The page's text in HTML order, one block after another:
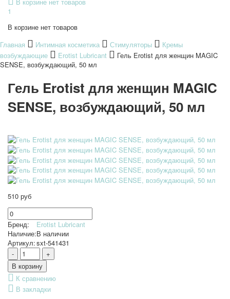
1
В корзине нет товаров
Главная
Интимная косметика Стимуляторы
Кремы
возбуждающие
Erotist Lubricant
Гель Erotist для женщин MAGIC
SENSE, возбуждающий, 50 мл
Гель Erotist для женщин MAGIC
SENSE, возбуждающий, 50 мл
510 руб
Бренд:
Erotist Lubricant
Наличие:В наличии
Артикул:sxt-541431
К сравнению
В закладки